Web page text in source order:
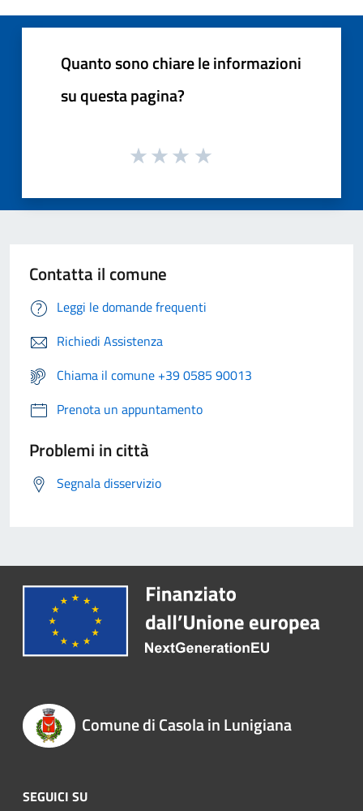
Quanto sono chiare le informazioni
su questa pagina?
Contatta il comune
Leggi le domande frequenti
Richiedi Assistenza
Chiama il comune +39 0585 90013
Prenota un appuntamento
Problemi in città
Segnala disservizio
Comune di Casola in Lunigiana
SEGUICI SU